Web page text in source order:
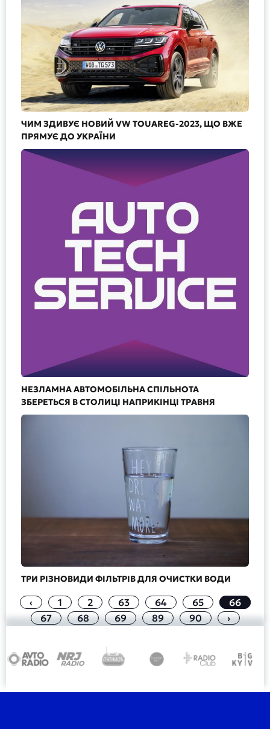
ЧИМ ЗДИВУЄ НОВИЙ VW TOUAREG-2023, ЩО ВЖЕ
ПРЯМУЄ ДО УКРАЇНИ
НЕЗЛАМНА АВТОМОБІЛЬНА СПІЛЬНОТА
ЗБЕРЕТЬСЯ В СТОЛИЦІ НАПРИКІНЦІ ТРАВНЯ
ТРИ РІЗНОВИДИ ФІЛЬТРІВ ДЛЯ ОЧИСТКИ ВОДИ
‹ 1 2 63 64 65
66
67
68 69 89 90 ›